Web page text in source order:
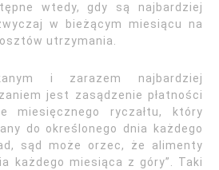
wtedy, gdy są najbardziej
w bieżącym miesiącu na
utrzymania.
i zarazem najbardziej
jest zasądzenie płatności
miesięcznego ryczałtu, który
do określonego dnia każdego
sąd może orzec, że alimenty
każdego miesiąca z góry”. Taki